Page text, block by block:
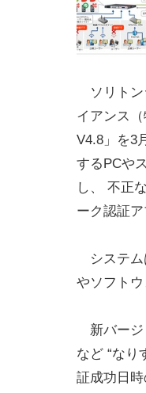
ソリトン
イアンス
V4.8」を3
するPCや
し、 不正
ーク認証ア
システム
やソフト
新バージ
など “なり
証成功日